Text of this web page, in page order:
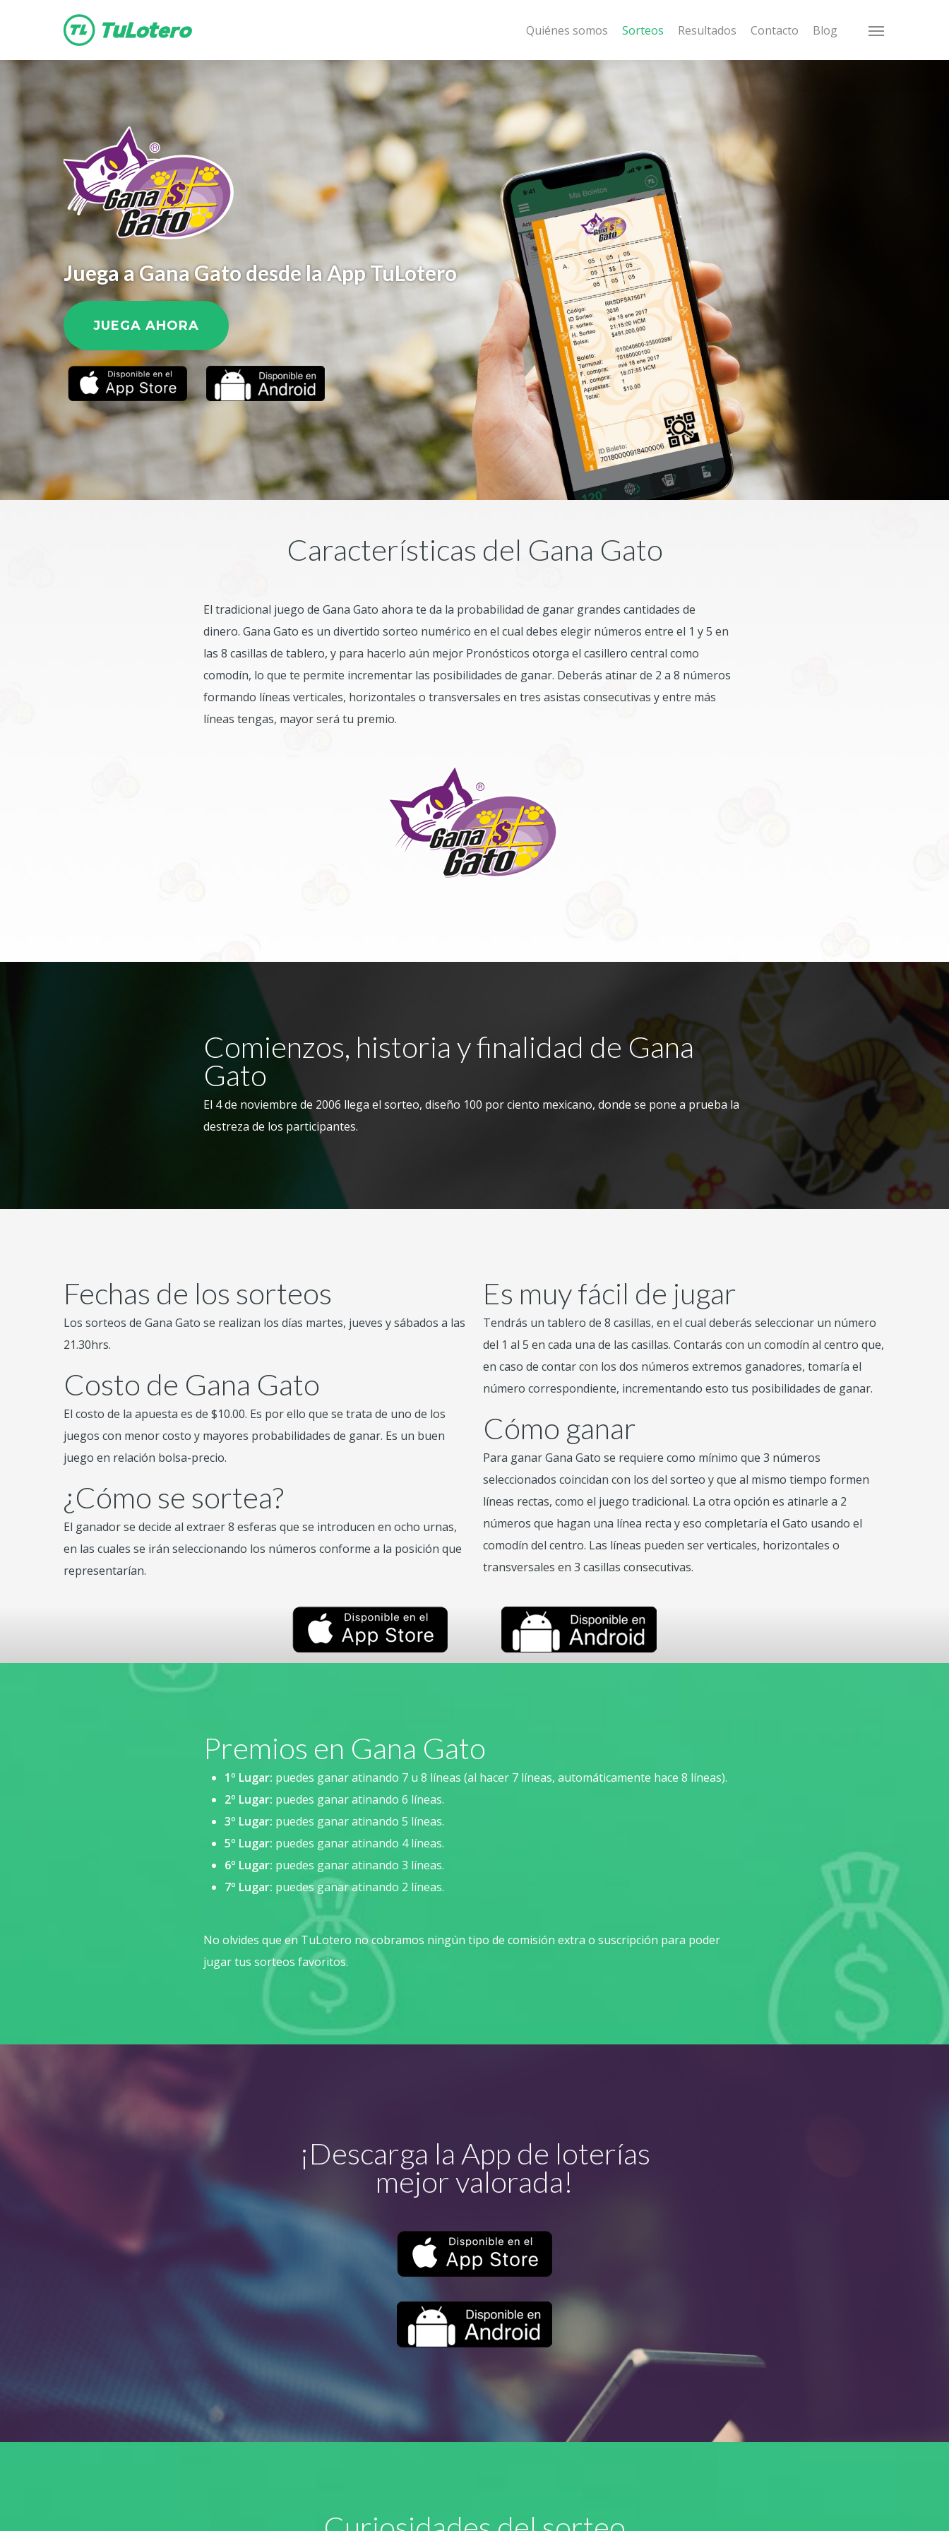
Quiénes somos Sorteos Resultados Contacto Blog Menu
Juega a Gana Gato desde la App TuLotero
JUEGA AHORA
Características del Gana Gato
El tradicional juego de Gana Gato ahora te da la probabilidad de ganar grandes cantidades de
dinero.Gana Gato es un divertido sorteo numérico en el cual debes elegir números entre el 1 y 5 en
las 8 casillas de tablero, y para hacerlo aún mejor Pronósticos otorga el casillero central como
comodín, lo que te permite incrementar las posibilidades de ganar. Deberás atinar de 2 a 8 números
formando líneas verticales, horizontales o transversales en tres asistas consecutivas y entre más
líneas tengas, mayor será tu premio.
Comienzos, historia y finalidad de Gana
Gato
El 4 de noviembre de 2006 llega el sorteo, diseño 100 por ciento mexicano, donde se pone a prueba la
destreza de los participantes.
Fechas de los sorteos
Los sorteos de Gana Gato se realizan los días martes, jueves y sábados a las
21.30hrs.
Costo de Gana Gato
El costo de la apuesta es de $10.00. Es por ello que se trata de uno de los
juegos con menor costo y mayores probabilidades de ganar. Es un buen
juego en relación bolsa-precio.
¿Cómo se sortea?
El ganador se decide al extraer 8 esferas que se introducen en ocho urnas,
en las cuales se irán seleccionando los números conforme a la posición que
representarían.
Es muy fácil de jugar
Tendrás un tablero de 8 casillas, en el cual deberás seleccionar un número
del 1 al 5 en cada una de las casillas. Contarás con un comodín al centro que,
en caso de contar con los dos números extremos ganadores, tomaría el
número correspondiente, incrementando esto tus posibilidades de ganar.
Cómo ganar
Para ganar Gana Gato se requiere como mínimo que 3 números
seleccionados coincidan con los del sorteo y que al mismo tiempo formen
líneas rectas, como el juego tradicional. La otra opción es atinarle a 2
números que hagan una línea recta y eso completaría el Gato usando el
comodín del centro. Las líneas pueden ser verticales, horizontales o
transversales en 3 casillas consecutivas.
Premios en Gana Gato
1º Lugar: puedes ganar atinando 7 u 8 líneas (al hacer 7 líneas, automáticamente hace 8 líneas).
2º Lugar: puedes ganar atinando 6 líneas.
3º Lugar: puedes ganar atinando 5 líneas.
5º Lugar: puedes ganar atinando 4 líneas.
6º Lugar: puedes ganar atinando 3 líneas.
7º Lugar: puedes ganar atinando 2 líneas.
No olvides que en TuLotero no cobramos ningún tipo de comisión extra o suscripción para poder
jugar tus sorteos favoritos.
¡Descarga la App de loterías
mejor valorada!